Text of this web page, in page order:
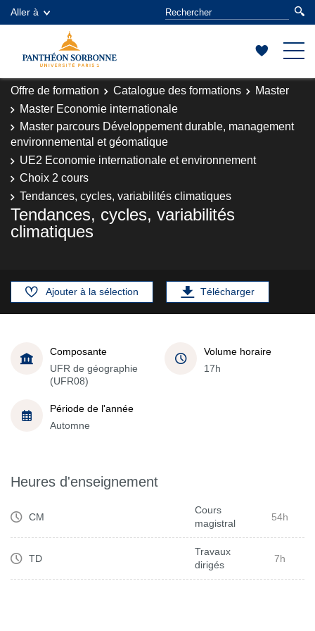
Aller à
Offre de formation Catalogue des formations
Master
Master Economie internationale
Master parcours Développement durable, management
environnemental et géomatique
UE2 Economie internationale et environnement
Choix 2 cours
Tendances, cycles, variabilités climatiques
Tendances, cycles, variabilités
climatiques
Ajouter à la sélection Télécharger
Composante
UFR de géographie
(UFR08)
Volume horaire
17h
Période de l'année
Automne
Heures d'enseignement
CM
Cours
magistral
54h
TD
Travaux
dirigés
7h